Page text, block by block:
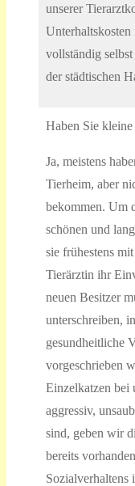
unserer
vollständig
der städtischen
Haben Sie
Ja, meistens
Tierheim, aber
bekommen. Um
schönen und
sie frühestens
Tierärztin ihr
neuen Besitzer
unterschreiben,
gesundheitliche
vorgeschrieben
Einzelkatzen bei
aggressiv,
sind, geben wir
bereits
Sozialverhaltens